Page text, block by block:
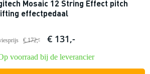
Mosaic 12 String Effect pitch
effectpedaal
€ 172,- € 131,-
voorraad bij de leverancier